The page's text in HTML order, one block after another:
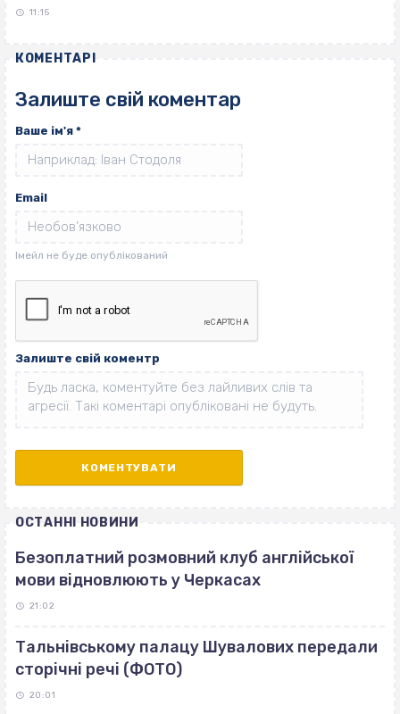
11:15
КОМЕНТАРІ
Залиште свій коментар
Ваше ім'я *
Email
Залиште свій коментр
ОСТАННІ НОВИНИ
Безоплатний розмовний клуб англійської
мови відновлюють у Черкасах
21:02
Тальнівському палацу Шувалових передали
сторічні речі (ФОТО)
20:01